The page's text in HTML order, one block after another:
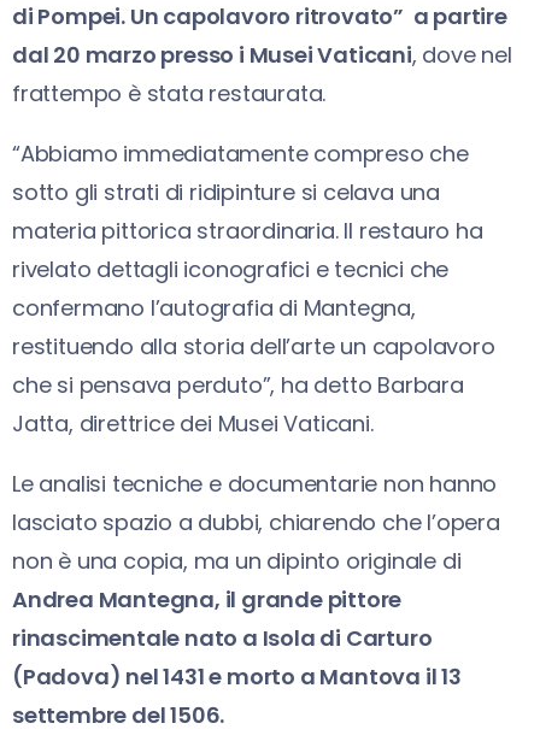
di Pompei. Un capolavoro ritrovato” a partire
dal 20 marzo presso i Musei Vaticani, dove nel
frattempo è stata restaurata.
“Abbiamo immediatamente compreso che
sotto gli strati di ridipinture si celava una
materia pittorica straordinaria. Il restauro ha
rivelato dettagli iconografici e tecnici che
confermano l’autografia di Mantegna,
restituendo alla storia dell’arte un capolavoro
che si pensava perduto”, ha detto Barbara
Jatta, direttrice dei Musei Vaticani.
Le analisi tecniche e documentarie non hanno
lasciato spazio a dubbi, chiarendo che l’opera
non è una copia, ma un dipinto originale di
Andrea Mantegna, il grande pittore
rinascimentale nato a Isola di Carturo
(Padova) nel 1431 e morto a Mantova il 13
settembre del 1506.